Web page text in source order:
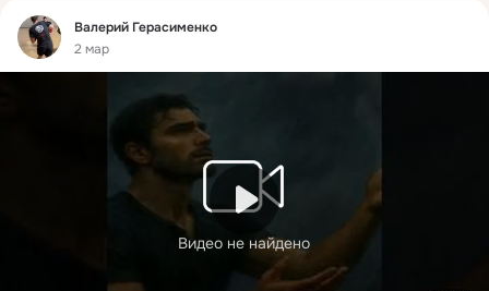
Фид
Валерий Герасименко
2 мар
Видео не найдено